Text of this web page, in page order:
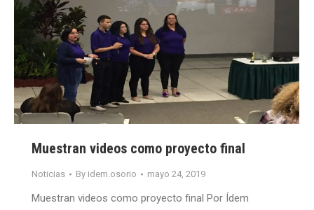
Muestran videos como proyecto final
Noticias By idem.osorio mayo 24, 2019
Muestran videos como proyecto final Por Ídem